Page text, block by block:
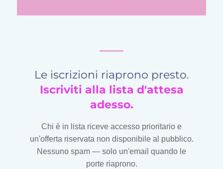
Le iscrizioni riaprono presto.
Iscriviti alla lista d'attesa
adesso.
Chi è in lista riceve accesso prioritario e
un'offerta riservata non disponibile al pubblico.
Nessuno spam — solo un'email quando le
porte riaprono.